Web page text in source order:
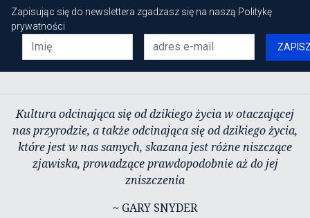
Zapisując się do newslettera zgadzasz się na naszą Politykę
prywatności
Kultura odcinająca się od dzikiego życia w otaczającej
nas przyrodzie, a także odcinająca się od dzikiego życia,
które jest w nas samych, skazana jest różne niszczące
zjawiska, prowadzące prawdopodobnie aż do jej
zniszczenia
~ GARY SNYDER